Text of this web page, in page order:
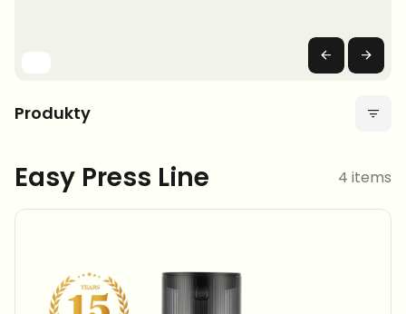
Produkty
Easy Press Line 4 items